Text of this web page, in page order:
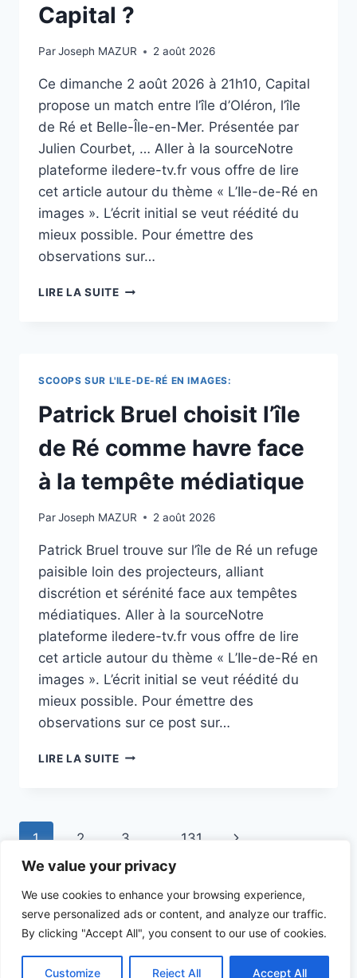
We value your privacy
We use cookies to enhance your browsing experience,
serve personalized ads or content, and analyze our traffic.
By clicking "Accept All", you consent to our use of cookies.
Customize Reject All Accept All
Capital ?
ParJoseph MAZUR 2 août 2026
Ce dimanche 2 août 2026 à 21h10, Capital
propose un match entre l’île d’Oléron, l’île
de Ré et Belle-Île-en-Mer. Présentée par
Julien Courbet, … Aller à la sourceNotre
plateforme iledere-tv.fr vous offre de lire
cet article autour du thème « L’Ile-de-Ré en
images ». L’écrit initial se veut réédité du
mieux possible. Pour émettre des
observations sur…
LIRE LA SUITEOLÉRON,
LAQUELLE
LES
MEILLEURES
AU
MEILLEUR
PRIX
CAPITAL
SCOOPS SUR L'ILE-DE-RÉ EN IMAGES:
Patrick Bruel choisit l’île
de Ré comme havre face
à la tempête médiatique
ParJoseph MAZUR 2 août 2026
Patrick Bruel trouve sur l’île de Ré un refuge
paisible loin des projecteurs, alliant
discrétion et sérénité face aux tempêtes
médiatiques. Aller à la sourceNotre
plateforme iledere-tv.fr vous offre de lire
cet article autour du thème « L’Ile-de-Ré en
images ». L’écrit initial se veut réédité du
mieux possible. Pour émettre des
observations sur ce post sur…
LIRE LA SUITEPATRICK
RÉ
HAVRE
FACE
LA
TEMPÊTE
MÉDIATIQUE
Page
navigation
1 2 3 131
Next
© 2026 ILEDERE-TV - Theme WordPress par
Kadence WP